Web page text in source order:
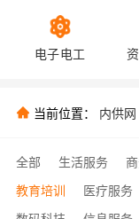
电子电工
当前位置： 内供网
全部 生活服务
教育培训
医疗服务